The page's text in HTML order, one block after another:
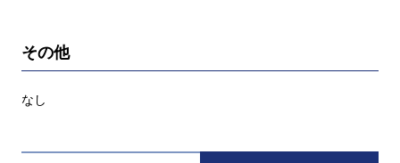
その他
なし